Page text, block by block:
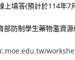
填答(預計於114年7
防制學生藥物濫資源